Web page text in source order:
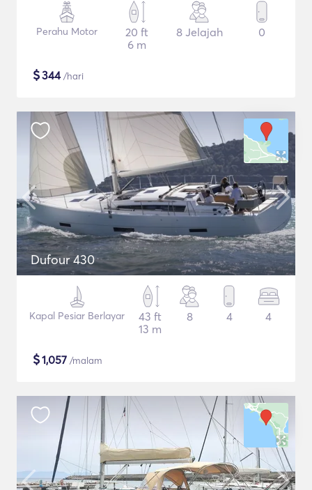
Perahu Motor
20 ft
6 m
8 Jelajah 0
$344/hari
Dufour 430
Kapal Pesiar Berlayar
43 ft
13 m
8 4 4
$1,057 /malam